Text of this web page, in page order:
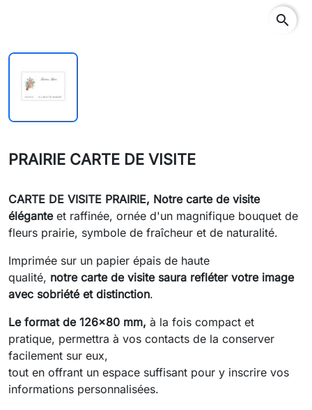
search
PRAIRIE CARTE DE VISITE
CARTE DE VISITE PRAIRIE, Notre carte de visite
éléganteet raffinée, ornée d'un magnifique bouquet de
fleurs prairie, symbole de fraîcheur et de naturalité.
Imprimée sur un papier épais de haute
qualité, notre carte de visite saura refléter votre image
avec sobriété et distinction.
Le format de 126x80 mm, à la fois compact et
pratique, permettra à vos contacts de la conserver
facilement sur eux,
tout en offrant un espace suffisant pour y inscrire vos
informations personnalisées.